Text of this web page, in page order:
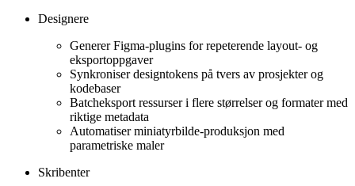
Designere
Generer Figma-plugins for repeterende layout- og
eksportoppgaver
Synkroniser designtokens på tvers av prosjekter og
kodebaser
Batcheksport ressurser i flere størrelser og formater med
riktige metadata
Automatiser miniatyrbilde-produksjon med
parametriske maler
Skribenter